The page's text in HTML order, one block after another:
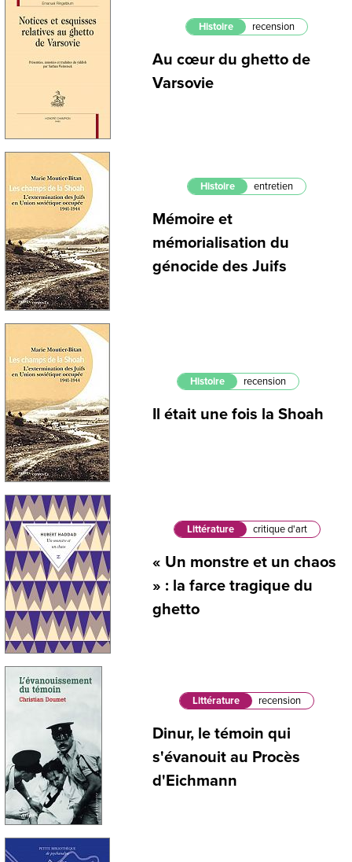
Histoire recension
Au cœur du ghetto de
Varsovie
Histoire entretien
Mémoire et
mémorialisation du
génocide des Juifs
Histoire recension
Il était une fois la Shoah
Littérature critique d'art
« Un monstre et un chaos
» : la farce tragique du
ghetto
Littérature recension
Dinur, le témoin qui
s'évanouit au Procès
d'Eichmann